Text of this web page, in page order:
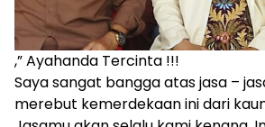
,” Ayahanda Tercinta !!!
Saya sangat bangga atas jasa –
merebut kemerdekaan ini dari